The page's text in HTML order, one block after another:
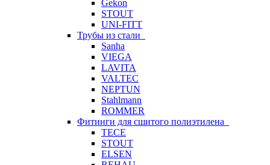
Gekon
STOUT
UNI-FITT
Трубы из стали
Sanha
VIEGA
LAVITA
VALTEC
NEPTUN
Stahlmann
ROMMER
Фитинги для сшитого полиэтилена
TECE
STOUT
ELSEN